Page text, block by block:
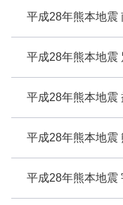
平成28年熊本地震
平成28年熊本地震
平成28年熊本地震
平成28年熊本地震
平成28年熊本地震